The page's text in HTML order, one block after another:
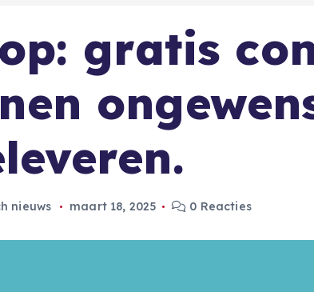
gratis
nieuws maart 18, 2025 0 Reacties